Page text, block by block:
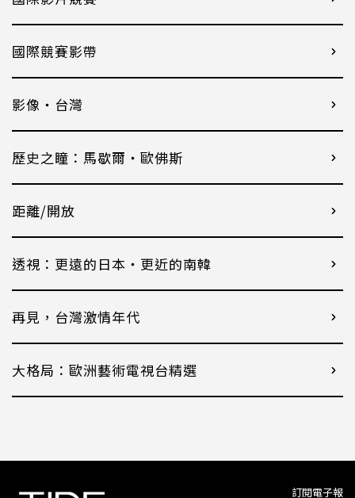
國際競賽影帶
影像・台灣
歷史之瞳：馬歇爾・歐佛斯
距離/開放
透視：更遠的日本・更近的南韓
再見，台灣激情年代
大格局：歐洲藝術電視台精選
訂閱電子報